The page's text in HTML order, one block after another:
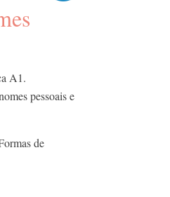
A1.
pessoais e
de